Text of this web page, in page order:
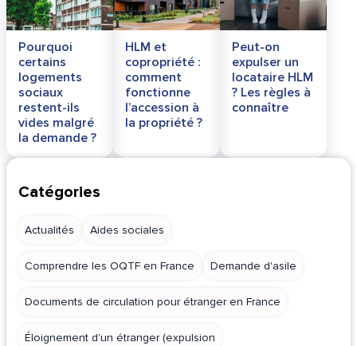
Pourquoi
certains
logements
sociaux
restent-ils
vides malgré
la demande ?
HLM et
copropriété :
comment
fonctionne
l’accession à
la propriété ?
Peut-on
expulser un
locataire HLM
? Les règles à
connaître
Catégories
Actualités Aides sociales
Comprendre les OQTF en France Demande d'asile
Documents de circulation pour étranger en France
Éloignement d'un étranger (expulsion